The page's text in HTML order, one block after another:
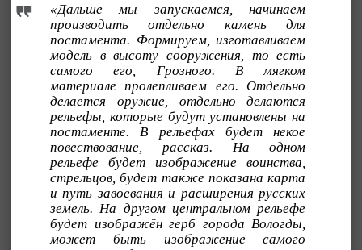
«Дальше мы запускаемся, начинаем
производить отдельно камень для
постамента. Формируем, изготавливаем
модель в высоту сооружения, то есть
самого его, Грозного. В мягком
материале пролепливаем его. Отдельно
делается оружие, отдельно делаются
рельефы, которые будут установлены на
постаменте. В рельефах будет некое
повествование, рассказ. На одном
рельефе будет изображение воинства,
стрельцов, будет также показана карта
и путь завоевания и расширения русских
земель. На другом центральном рельефе
будет изображён герб города Вологды,
может быть изображение самого